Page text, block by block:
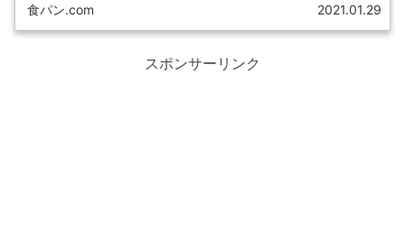
食パン.com 2021.01.29
スポンサーリンク